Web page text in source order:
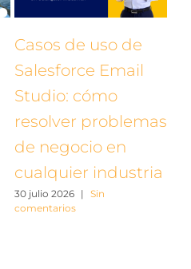
Casos de uso de
Salesforce Email
Studio: cómo
resolver problemas
de negocio en
cualquier industria
30 julio 2026 | Sin
comentarios